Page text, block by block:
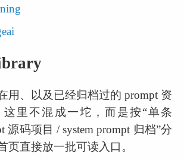
用、以及已经归档过的 prompt 资
里不混成一坨，而是按“单条
源码项目 / system prompt 归档”分
页直接放一批可读入口。